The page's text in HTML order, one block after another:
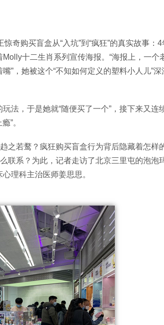
奇购买盲盒从“入坑”到“疯狂”的真实故事：4
十二生肖系列宣传海报。“海报上，一个
，她被这个“不知如何定义的塑料小人儿”深
法，于是她就“随便买了一个”，接下来又连
”。
之若鹜？疯狂购买盲盒行为背后隐藏着怎样
联系？为此，记者走访了北京三里屯的泡泡
理科主治医师姜思思。